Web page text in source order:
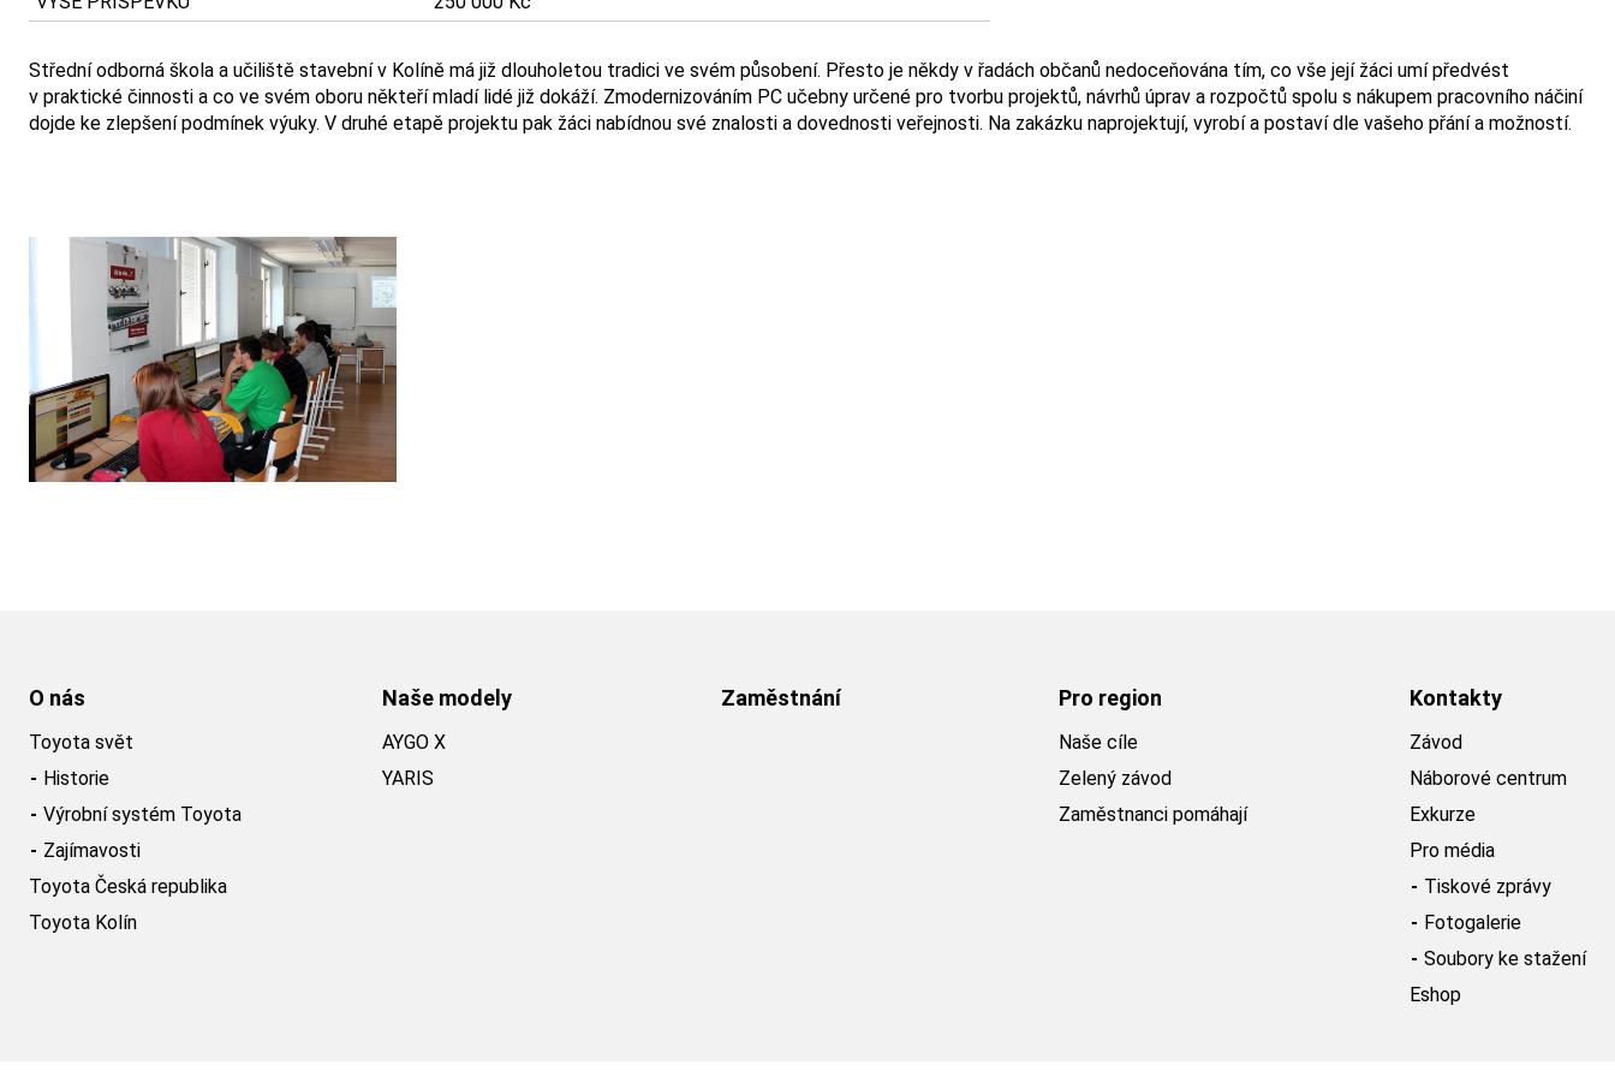
Střední odborná škola a učiliště stavební v Kolíně má již dlouholetou tradici ve svém působení. Přesto je někdy v řadách občanů nedoceňována tím, co vše její žáci umí předvést
v praktické činnosti a co ve svém oboru někteří mladí lidé již dokáží. Zmodernizováním PC učebny určené pro tvorbu projektů, návrhů úprav a rozpočtů spolu s nákupem pracovního náčiní
dojde ke zlepšení podmínek výuky. V druhé etapě projektu pak žáci nabídnou své znalosti a dovednosti veřejnosti. Na zakázku naprojektují, vyrobí a postaví dle vašeho přání a možností.
O nás
Toyota svět
Historie
Výrobní systém Toyota
Zajímavosti
Toyota Česká republika
Toyota Kolín
Naše modely
AYGO X
YARIS
Zaměstnání Pro region
Naše cíle
Zelený závod
Zaměstnanci pomáhají
Kontakty
Závod
Náborové centrum
Exkurze
Pro média
Tiskové zprávy
Fotogalerie
Soubory ke stažení
Eshop